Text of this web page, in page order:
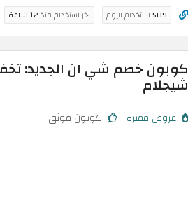
509استخدام اليوم اخر استخدام منذ12 ساعة
شيجلام
عروض مميزة كوبون موثق